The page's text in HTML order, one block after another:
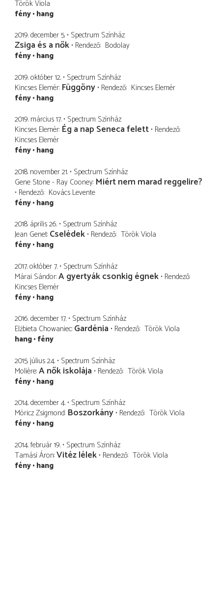
Török Viola
fény hang
2019. december 5. Spectrum Színház
Zsiga és a nők Rendező Bodolay
fény hang
2019. október 12. Spectrum Színház
Kincses Elemér Függöny Rendező Kincses Elemér
fény hang
2019. március 17. Spectrum Színház
Kincses Elemér Ég a nap Seneca felett Rendező
Kincses Elemér
fény hang
2018. november 21. Spectrum Színház
Gene Stone - Ray Cooney Miért nem marad reggelire?
Rendező Kovács Levente
fény hang
2018. április 26. Spectrum Színház
Jean Genet Cselédek Rendező Török Viola
fény hang
2017. október 7. Spectrum Színház
Márai Sándor A gyertyák csonkig égnek Rendező
Kincses Elemér
fény hang
2016. december 17. Spectrum Színház
Elżbieta Chowaniec Gardénia Rendező Török Viola
hang fény
2015. július 24. Spectrum Színház
Molière A nők iskolája Rendező Török Viola
fény hang
2014. december 4. Spectrum Színház
Móricz Zsigmond Boszorkány Rendező Török Viola
fény hang
2014. február 19. Spectrum Színház
Tamási Áron Vitéz lélek Rendező Török Viola
fény hang